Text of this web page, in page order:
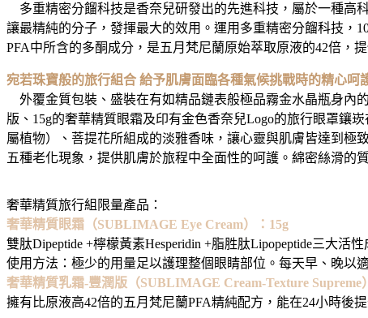
多重精密分餾科技是香奈兒研發出的先進科技，屬於一種高
讓最精純的分子，發揮最大的效用。運用多重精密分餾科技，
PFA中所含的多酮成分，是五月梵尼蘭原始萃取原液的42倍，
宛若珠寶般的旅行組合 給予肌膚面臨各種氣候挑戰時的精心呵
外覆金質包裝、盛裝在有如精品鏈表般極品霧金水晶瓶身內
版、15g的奢華精質眼霜及印有金色香奈兒Logo的旅行眼罩鑲
屬植物）、菩提花所組成的淡雅香味，讓心靈與肌膚皆達到極
五種老化現象，提供肌膚於旅程中全面性的呵護。綿密絲滑的
奢華精質旅行組限量產品：
奢華精質眼霜（SUBLIMAGE Eye Cream）：15g
雙肽Dipeptide +檸檬黃素Hesperidin +脂胜肽Lipopeptide三大
使用方法：極少的用量足以護理整個眼睛部位。每天早、晚以
奢華精質乳霜-豐潤版（SUBLIMAGE Cream-Texture Supreme
擁有比原液高42倍的五月梵尼蘭PFA精純配方，能在24小時後